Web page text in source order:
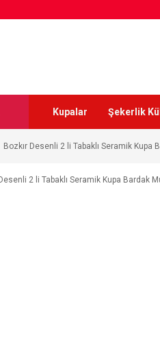
Kupalar Şekerlik
Bozkır Desenli 2 li Tabaklı Seramik Kupa